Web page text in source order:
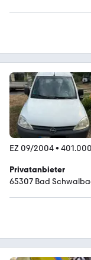
EZ 09/2004•
Privatanbieter
65307 Bad